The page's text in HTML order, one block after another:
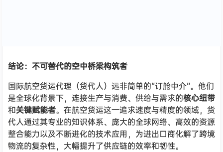
结论：不可替代的空中桥梁构筑者
国际航空货运代理（货代人）远非简单的“订舱中介”。他们
是全球化背景下，连接生产与消费、供给与需求的核心纽带
和关键赋能者。在航空货运这一追求速度与精度的领域，货
代人通过其专业的知识体系、庞大的全球网络、高效的资源
整合能力以及不断进化的技术应用，为进出口商化解了跨境
物流的复杂性，大幅提升了供应链的效率和韧性。